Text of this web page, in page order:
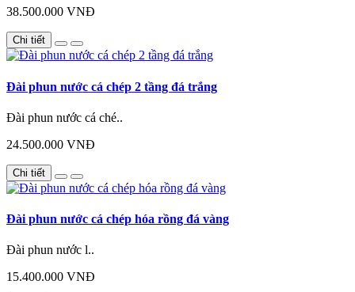
38.500.000 VNĐ
Chi tiết
Đài phun nước cá chép 2 tầng đá trắng
Đài phun nước cá ché..
24.500.000 VNĐ
Chi tiết
Đài phun nước cá chép hóa rồng đá vàng
Đài phun nước l..
15.400.000 VNĐ